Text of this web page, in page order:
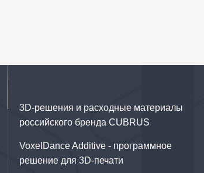
3D‑решения и расходные материалы
российского бренда CUBRUS
VoxelDance Additive - программное
решение для 3D‑печати